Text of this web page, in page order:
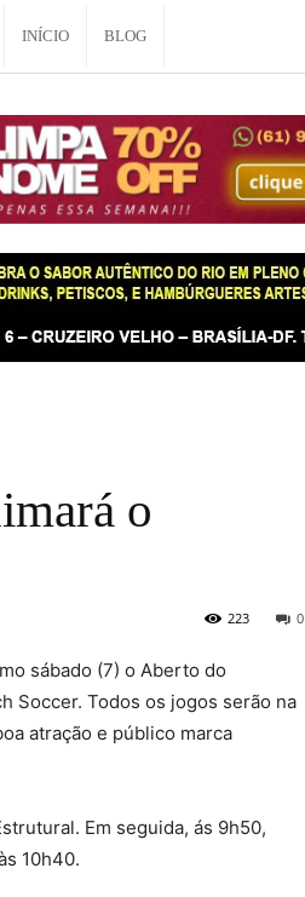
INÍCIO BLOG
o
0
223
sábado (7) o Aberto do
Soccer. Todos os jogos serão na
atração e público marca
Em seguida, ás 9h50,
10h40.